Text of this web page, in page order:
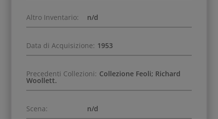
Altro Inventario: n/d
Data di Acquisizione: 1953
Precedenti Collezioni: Collezione Feoli; Richard
Woollett.
Scena: n/d